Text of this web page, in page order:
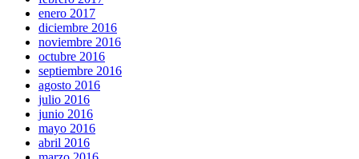
enero 2017
diciembre 2016
noviembre 2016
octubre 2016
septiembre 2016
agosto 2016
julio 2016
junio 2016
mayo 2016
abril 2016